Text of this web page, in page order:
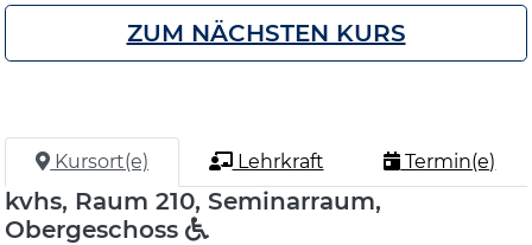
ZUM NÄCHSTEN KURS
Kursort(e) Lehrkraft Termin(e)
kvhs, Raum 210, Seminarraum,
Obergeschoss